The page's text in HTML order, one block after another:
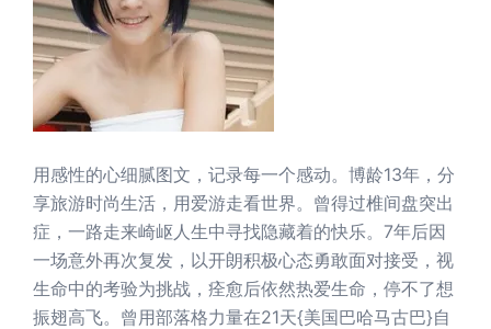
用感性的心细腻图文，记录每一个感动。博龄13年，分
享旅游时尚生活，用爱游走看世界。曾得过椎间盘突出
症，一路走来崎岖人生中寻找隐藏着的快乐。7年后因
一场意外再次复发，以开朗积极心态勇敢面对接受，视
生命中的考验为挑战，痊愈后依然热爱生命，停不了想
振翅高飞。曾用部落格力量在21天{美国巴哈马古巴}自